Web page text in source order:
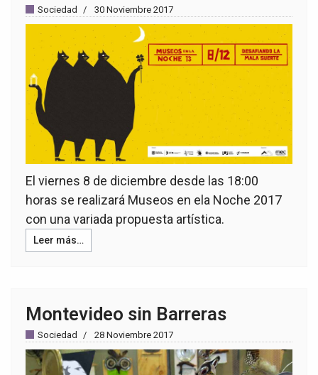
Sociedad 30 Noviembre 2017
El viernes 8 de diciembre desde las 18:00
horas se realizará Museos en ela Noche 2017
con una variada propuesta artística.
Leer más…
Montevideo sin Barreras
Sociedad 28 Noviembre 2017